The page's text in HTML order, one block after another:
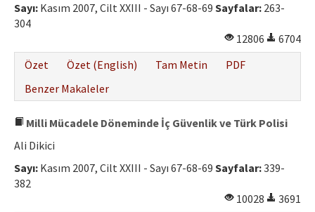
Sayı: Kasım 2007, Cilt XXIII - Sayı 67-68-69 Sayfalar: 263-
304
12806
6704
Özet
Özet (English) Tam Metin
PDF
Benzer Makaleler
Milli Mücadele Döneminde İç Güvenlik ve Türk Polisi
Ali Dikici
Sayı: Kasım 2007, Cilt XXIII - Sayı 67-68-69 Sayfalar:339-
382
10028
3691